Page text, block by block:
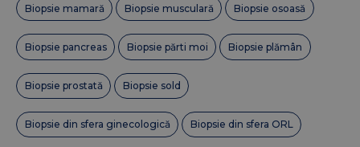
Biopsie mamară Biopsie musculară Biopsie osoasă
Biopsie pancreas Biopsie părti moi Biopsie plămân
Biopsie prostată Biopsie sold
Biopsie din sfera ginecologică Biopsie din sfera ORL